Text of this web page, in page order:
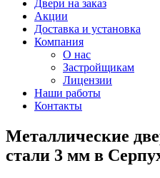
Двери на заказ
Акции
Доставка и установка
Компания
О нас
Застройщикам
Лицензии
Наши работы
Контакты
Металлические
стали 3 мм в